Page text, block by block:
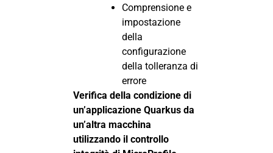
Comprensione e
impostazione
della
configurazione
della tolleranza di
errore
Verifica della condizione di
un’applicazione Quarkus da
un’altra macchina
utilizzando il controllo